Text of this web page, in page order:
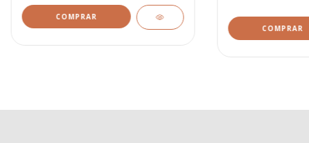
COMPRAR
COMPRAR